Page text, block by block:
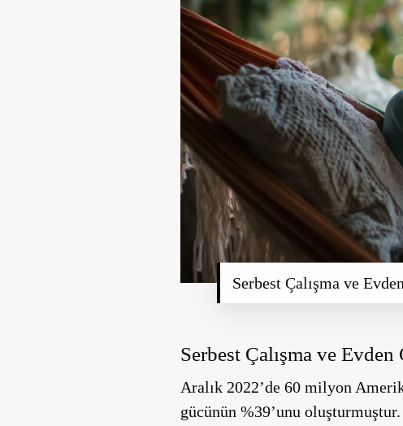
Serbest Çalışma ve
Serbest Çalışma ve Evden
Aralık 2022’de 60 milyon
gücünün %39’unu